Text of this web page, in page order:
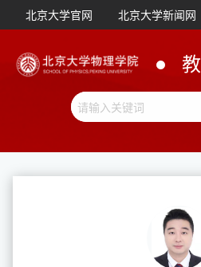
北京大学官网 北京大学新闻网